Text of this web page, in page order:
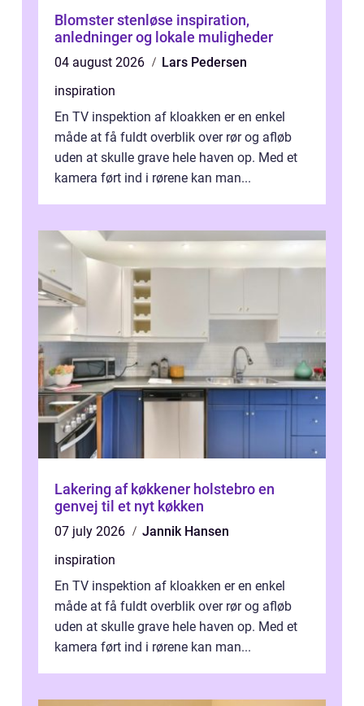
Blomster stenløse inspiration,
anledninger og lokale muligheder
04 august 2026
Lars Pedersen
inspiration
En TV inspektion af kloakken er en enkel
måde at få fuldt overblik over rør og afløb
uden at skulle grave hele haven op. Med et
kamera ført ind i rørene kan man...
Lakering af køkkener holstebro en
genvej til et nyt køkken
07 july 2026
Jannik Hansen
inspiration
En TV inspektion af kloakken er en enkel
måde at få fuldt overblik over rør og afløb
uden at skulle grave hele haven op. Med et
kamera ført ind i rørene kan man...